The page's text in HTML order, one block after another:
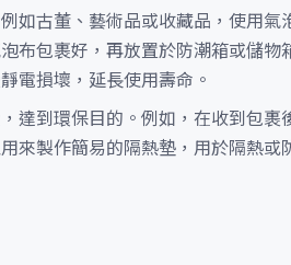
如古董、藝術品或收藏品，使用
布包裹好，再放置於防潮箱或儲物
電損壞，延長使用壽命。
達到環保目的。例如，在收到包
來製作簡易的隔熱墊，用於隔熱或